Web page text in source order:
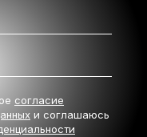
согласие
и соглашаюсь